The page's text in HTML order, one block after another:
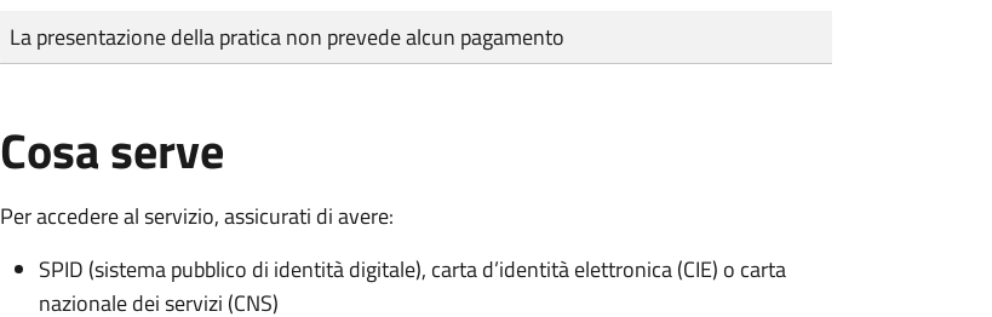
Tipo di pagamento
Importo
La presentazione della pratica non prevede alcun pagamento
Cosa serve
Per accedere al servizio, assicurati di avere:
SPID (sistema pubblico di identità digitale), carta d’identità elettronica (CIE) o carta
nazionale dei servizi (CNS)